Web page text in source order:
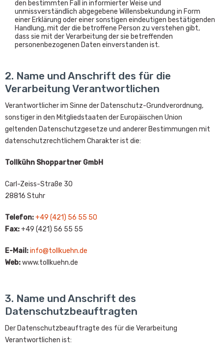
den bestimmten Fall in informierter Weise und
unmissverständlich abgegebene Willensbekundung in Form
einer Erklärung oder einer sonstigen eindeutigen bestätigenden
Handlung, mit der die betroffene Person zu verstehen gibt,
dass sie mit der Verarbeitung der sie betreffenden
personenbezogenen Daten einverstanden ist.
2. Name und Anschrift des für die
Verarbeitung Verantwortlichen
Verantwortlicher im Sinne der Datenschutz-Grundverordnung,
sonstiger in den Mitgliedstaaten der Europäischen Union
geltenden Datenschutzgesetze und anderer Bestimmungen mit
datenschutzrechtlichem Charakter ist die:
Tollkühn Shoppartner GmbH
Carl-Zeiss-Straße 30
28816 Stuhr
Telefon:+49 (421) 56 55 50
Fax:+49 (421) 56 55 55
E-Mail:info@tollkuehn.de
Web:www.tollkuehn.de
3. Name und Anschrift des
Datenschutzbeauftragten
Der Datenschutzbeauftragte des für die Verarbeitung
Verantwortlichen ist: